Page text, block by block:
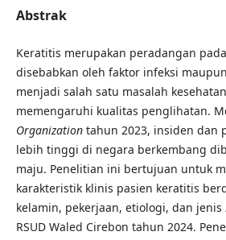
Abstrak
Keratitis merupakan peradangan
disebabkan oleh faktor infeksi
menjadi salah satu masalah
memengaruhi kualitas penglihatan.
Organizationtahun 2023, insiden dan
lebih tinggi di negara berkembang
maju. Penelitian ini bertujuan untuk
karakteristik klinis pasien keratitis
kelamin, pekerjaan, etiologi, dan jenis
RSUD Waled Cirebon tahun 2024.